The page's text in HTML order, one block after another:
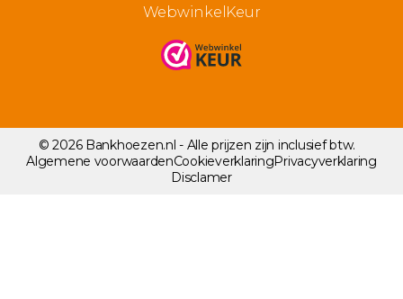
WebwinkelKeur
© 2026 Bankhoezen.nl - Alle prijzen zijn inclusief btw.
Algemene voorwaardenCookieverklaringPrivacyverklaring
Disclamer